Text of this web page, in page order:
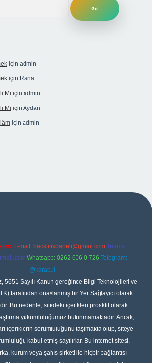
için admin
için Rana
Mı için admin
Mı için Aydan
için admin
E-mail: backlinkpaneli@gmail.com Teams:
Whatsapp: 0262 606 0 726 Telegram:
@karabul
5651 Sayılı Kanun gereğince Bilgi Teknolojileri ve
tarafından onaylanmış bir Yer Sağlayıcı olarak
Bu nedenle, sitedeki içerikleri proaktif olarak
yükümlülüğümüz bulunmamaktadır. Ancak,
içeriklerin sorumluluğunu taşımakta olup, siteye
kabul etmiş sayılırlar. Bu internet sitesi,
kurum veya şahıs şirketi ile hiçbir bağlantısı